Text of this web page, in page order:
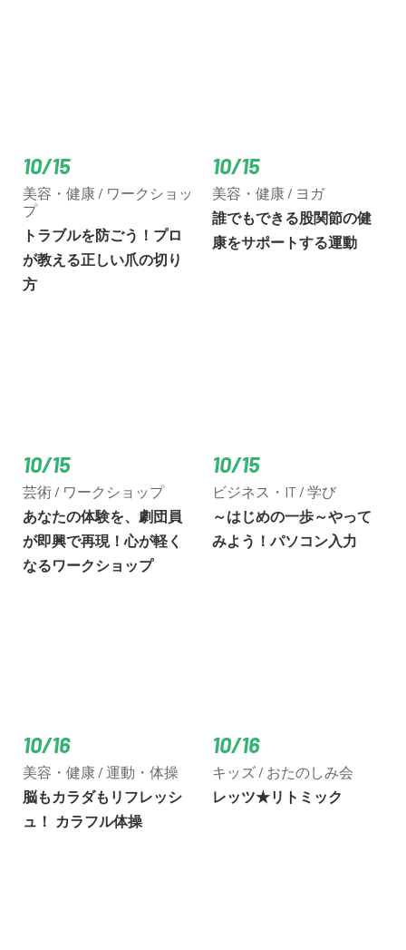
10/15
美容・健康 / ワークショッ
プ
トラブルを防ごう！プロ
が教える正しい爪の切り
方
10/15
美容・健康 / ヨガ
誰でもできる股関節の健
康をサポートする運動
10/15
芸術 / ワークショップ
あなたの体験を、劇団員
が即興で再現！心が軽く
なるワークショップ
10/15
ビジネス・IT / 学び
～はじめの一歩～やって
みよう！パソコン入力
10/16
美容・健康 / 運動・体操
脳もカラダもリフレッシ
ュ！ カラフル体操
10/16
キッズ / おたのしみ会
レッツ★リトミック